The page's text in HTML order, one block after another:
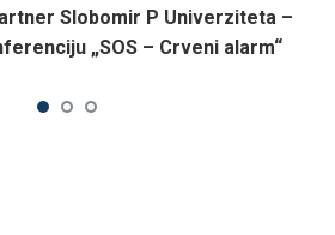
Slobomir P Univerziteta –
„SOS – Crveni alarm“